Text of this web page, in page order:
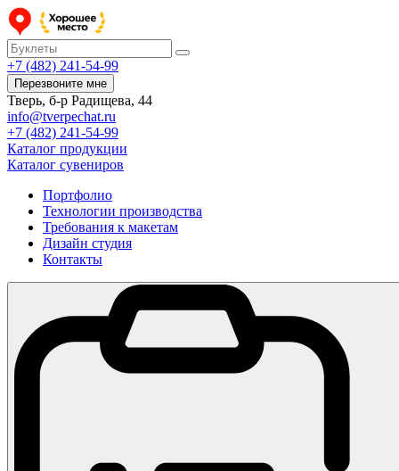
+7 (482) 241-54-99
Перезвоните мне
Тверь, б-р Радищева, 44
info@tverpechat.ru
+7 (482) 241-54-99
Каталог продукции
Каталог сувениров
Портфолио
Технологии производства
Требования к макетам
Дизайн студия
Контакты